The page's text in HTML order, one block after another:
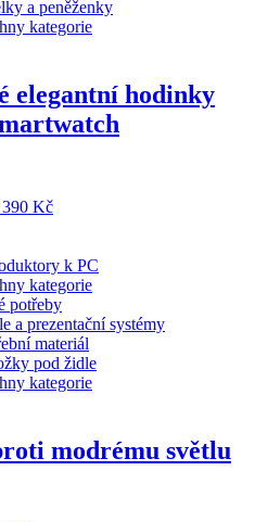
a peněženky
kategorie
elegantní hodinky
390 Kč
k PC
kategorie
potřeby
a prezentační systémy
materiál
pod židle
kategorie
modrému světlu